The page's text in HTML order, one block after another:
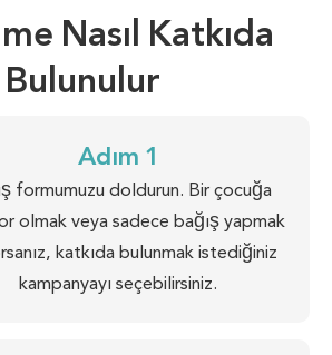
Nasıl Katkıda
Bulunulur
Adım 1
formumuzu doldurun. Bir çocuğa
olmak veya sadece bağış yapmak
katkıda bulunmak istediğiniz
kampanyayı seçebilirsiniz.